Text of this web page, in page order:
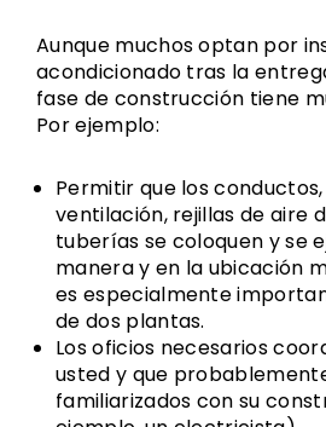
Aunque muchos optan por
acondicionado tras la
fase de construcción tiene
Por ejemplo:
Permitir que los
ventilación, rejillas de aire
tuberías se coloquen y se
manera y en la ubicación
es especialmente
de dos plantas.
Los oficios necesarios
usted y que
familiarizados con su